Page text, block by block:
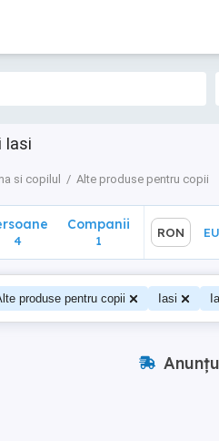
Iasi
si copilul Alte produse pentru copii
4
Companii
1
RON
produse pentru copii Iasi